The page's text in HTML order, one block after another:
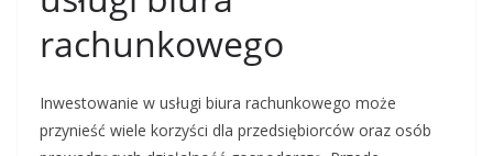
rachunkowego
Inwestowanie w usługi biura rachunkowego może
przynieść wiele korzyści dla przedsiębiorców oraz osób